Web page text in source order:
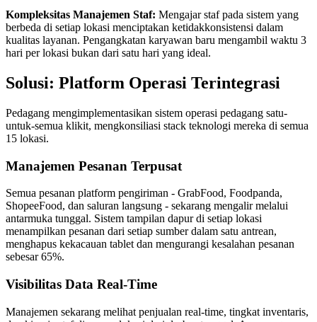
Kompleksitas Manajemen Staf: Mengajar staf pada sistem yang
berbeda di setiap lokasi menciptakan ketidakkonsistensi dalam
kualitas layanan. Pengangkatan karyawan baru mengambil waktu 3
hari per lokasi bukan dari satu hari yang ideal.
Solusi: Platform Operasi Terintegrasi
Pedagang mengimplementasikan sistem operasi pedagang satu-
untuk-semua klikit, mengkonsiliasi stack teknologi mereka di semua
15 lokasi.
Manajemen Pesanan Terpusat
Semua pesanan platform pengiriman - GrabFood, Foodpanda,
ShopeeFood, dan saluran langsung - sekarang mengalir melalui
antarmuka tunggal. Sistem tampilan dapur di setiap lokasi
menampilkan pesanan dari setiap sumber dalam satu antrean,
menghapus kekacauan tablet dan mengurangi kesalahan pesanan
sebesar 65%.
Visibilitas Data Real-Time
Manajemen sekarang melihat penjualan real-time, tingkat inventaris,